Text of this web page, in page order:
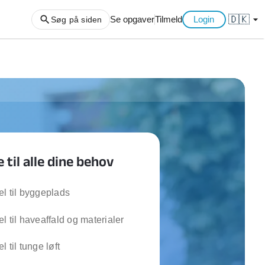
af haveaffald
hvidevarer
Søg på siden Se opgaverTilmeld Login 🇩🇰 arrow_drop_down
til alle dine behov
til byggeplads
til haveaffald og materialer
til tunge løft